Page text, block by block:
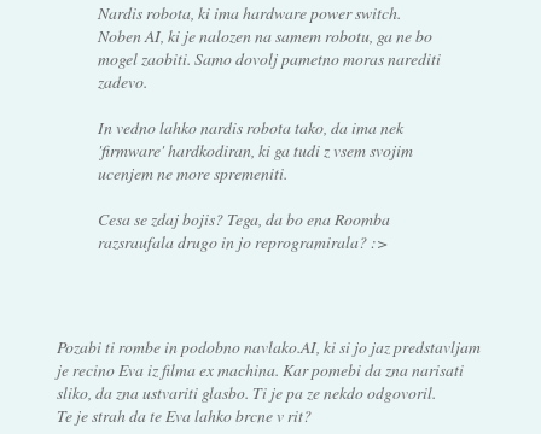
Nardis robota, ki ima hardware power switch.
Noben AI, ki je nalozen na samem robotu, ga ne bo
mogel zaobiti. Samo dovolj pametno moras narediti
zadevo.
In vedno lahko nardis robota tako, da ima nek
'firmware' hardkodiran, ki ga tudi z vsem svojim
ucenjem ne more spremeniti.
Cesa se zdaj bojis? Tega, da bo ena Roomba
razsraufala drugo in jo reprogramirala? :>
Pozabi ti rombe in podobno navlako.AI, ki si jo jaz predstavljam
je recino Eva iz filma ex machina. Kar pomebi da zna narisati
sliko, da zna ustvariti glasbo. Ti je pa ze nekdo odgovoril.
Te je strah da te Eva lahko brcne v rit?